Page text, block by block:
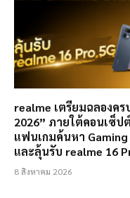
realme เตรียมฉลองค
2026” ภายใต้คอนเซ็ป
แฟนเกมค้นหา
และลุ้นรับ realme 16
8 สิงหาคม 2026